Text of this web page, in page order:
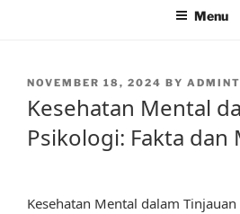
Menu
POSTED
NOVEMBER 18, 2024 BY
Kesehatan Mental
Psikologi: Fakta dan
Kesehatan Mental dalam